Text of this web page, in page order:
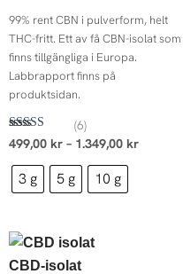
99% rent CBN i pulverform, helt
THC-fritt. Ett av få CBN-isolat som
finns tillgängliga i Europa.
Labbrapport finns på
produktsidan.
Betygsatt
4.83
av 5
(6)
499,00 kr – 1.349,00 kr
3 g 5 g 10 g
CBD-isolat